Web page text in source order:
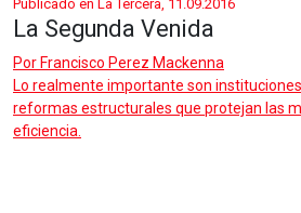
Publicado en La Tercera, 11.09.2016
La Segunda Venida
Por Francisco Perez Mackenna
Lo realmente importante son
reformas estructurales que protejan las
eficiencia.